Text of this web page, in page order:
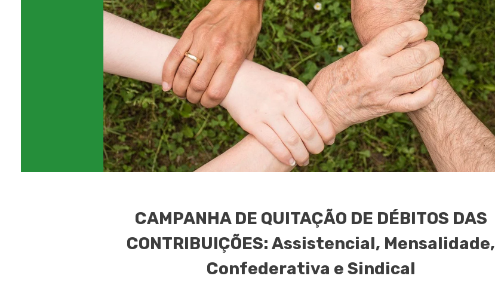
CAMPANHA DE QUITAÇÃO DE DÉBITOS DAS
CONTRIBUIÇÕES: Assistencial, Mensalidade,
Confederativa e Sindical